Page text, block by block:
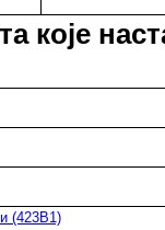
које
(423B1)